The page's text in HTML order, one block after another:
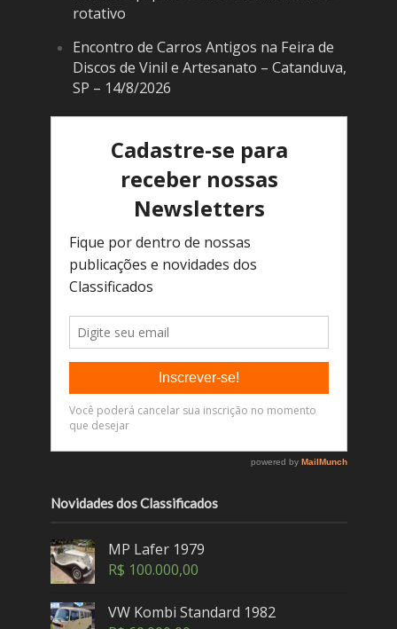
rotativo
Encontro de Carros Antigos na Feira de
Discos de Vinil e Artesanato – Catanduva,
SP – 14/8/2026
Novidades dos Classificados
MP Lafer 1979
R$ 100.000,00
VW Kombi Standard 1982